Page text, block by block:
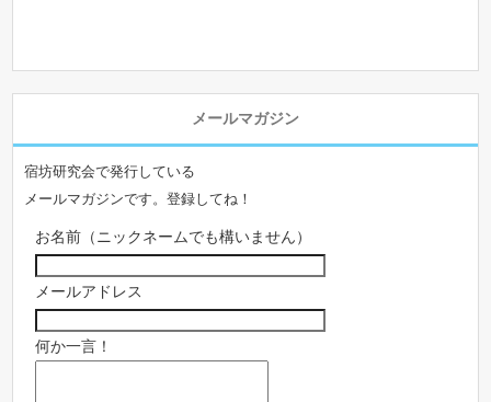
メールマガジン
宿坊研究会で発行している
メールマガジンです。登録してね！
お名前（ニックネームでも構いません）
メールアドレス
何か一言！